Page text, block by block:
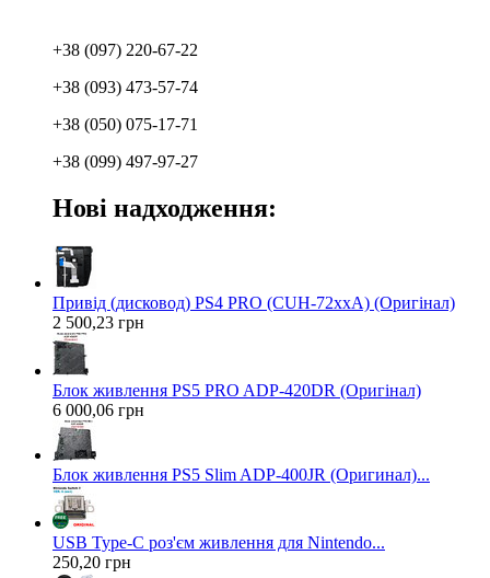
+38 (097) 220-67-22
+38 (093) 473-57-74
+38 (050) 075-17-71
+38 (099) 497-97-27
Нові надходження:
Привід (дисковод) PS4 PRO (CUH-72xxA) (Оригінал)
2 500,23 грн
Блок живлення PS5 PRO ADP-420DR (Оригінал)
6 000,06 грн
Блок живлення PS5 Slim ADP-400JR (Оригинал)...
USB Type-C роз'єм живлення для Nintendo...
250,20 грн